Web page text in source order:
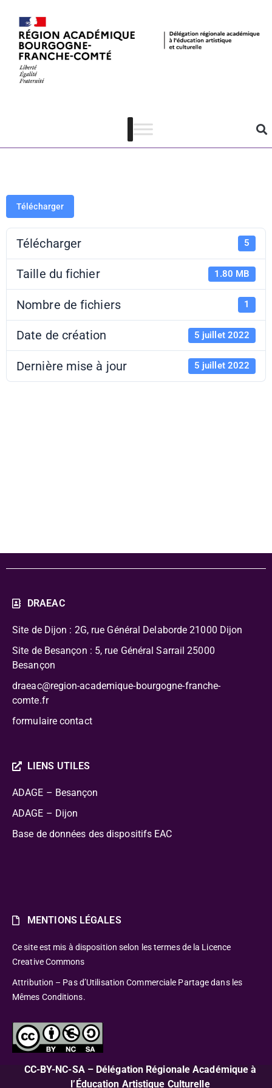
Bilan La
Fraternelle –
Violaine Leroy
Télécharger
Télécharger 5
Taille du fichier 1.80 MB
Nombre de fichiers 1
Date de création 5 juillet 2022
Dernière mise à jour 5 juillet 2022
DRAEAC
Site de Dijon : 2G, rue Général Delaborde 21000 Dijon
Site de Besançon : 5, rue Général Sarrail 25000
Besançon
draeac@region-academique-bourgogne-franche-
comte.fr
formulaire contact
LIENS UTILES
ADAGE – Besançon
ADAGE – Dijon
Base de données des dispositifs EAC
MENTIONS LÉGALES
Ce site est mis à disposition selon les termes de la Licence
Creative Commons
Attribution – Pas d’Utilisation Commerciale Partage dans les
Mêmes Conditions.
CC-BY-NC-SA – Délégation Régionale Académique à
l’Éducation Artistique Culturelle